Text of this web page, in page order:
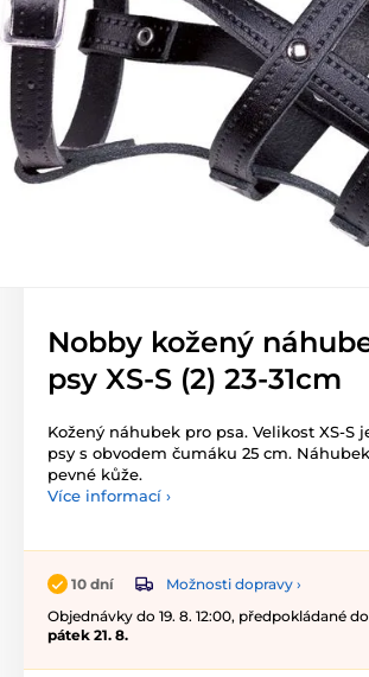
Nobby kožený
psy XS-S (2) 23-31cm
Kožený náhubek pro psa. Velikost XS-S
psy s obvodem čumáku 25 cm.
pevné kůže.
Více informací ›
10 dní
Možnosti dopravy ›
Objednávky do 19. 8. 12:00, předpokládané
pátek 21. 8.